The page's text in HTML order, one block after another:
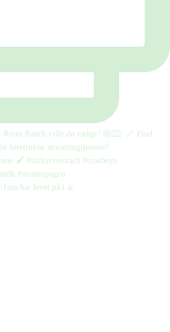
fans har levet på i år